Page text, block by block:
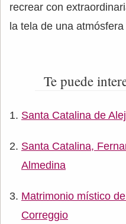
recrear con
la tela de una
Te puede
Santa Catalina de
Santa Catalina,
Almedina
Matrimonio místico
Correggio